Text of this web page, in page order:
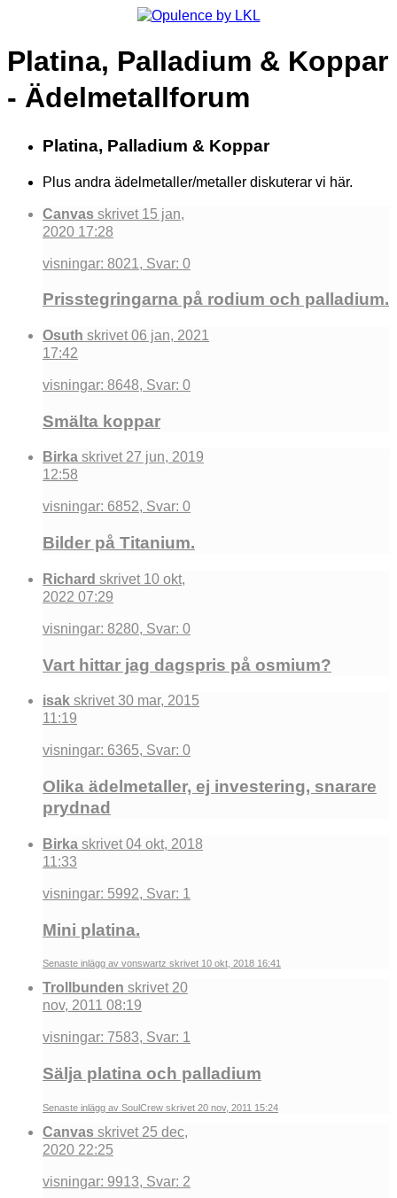
Platina, Palladium & Koppar
- Ädelmetallforum
Platina, Palladium & Koppar
Plus andra ädelmetaller/metaller diskuterar vi här.
Canvas skrivet 15 jan,
2020 17:28
visningar: 8021, Svar: 0
Prisstegringarna på rodium och palladium.
Osuth skrivet 06 jan, 2021
17:42
visningar: 8648, Svar: 0
Smälta koppar
Birka skrivet 27 jun, 2019
12:58
visningar: 6852, Svar: 0
Bilder på Titanium.
Richard skrivet 10 okt,
2022 07:29
visningar: 8280, Svar: 0
Vart hittar jag dagspris på osmium?
isak skrivet 30 mar, 2015
11:19
visningar: 6365, Svar: 0
Olika ädelmetaller, ej investering, snarare
prydnad
Birka skrivet 04 okt, 2018
11:33
visningar: 5992, Svar: 1
Mini platina.
Senaste inlägg av vonswartz skrivet 10 okt, 2018 16:41
Trollbunden skrivet 20
nov, 2011 08:19
visningar: 7583, Svar: 1
Sälja platina och palladium
Senaste inlägg av SoulCrew skrivet 20 nov, 2011 15:24
Canvas skrivet 25 dec,
2020 22:25
visningar: 9913, Svar: 2